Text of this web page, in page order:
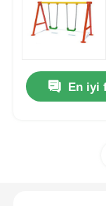
Su parkı
Açık OyunEn iyi